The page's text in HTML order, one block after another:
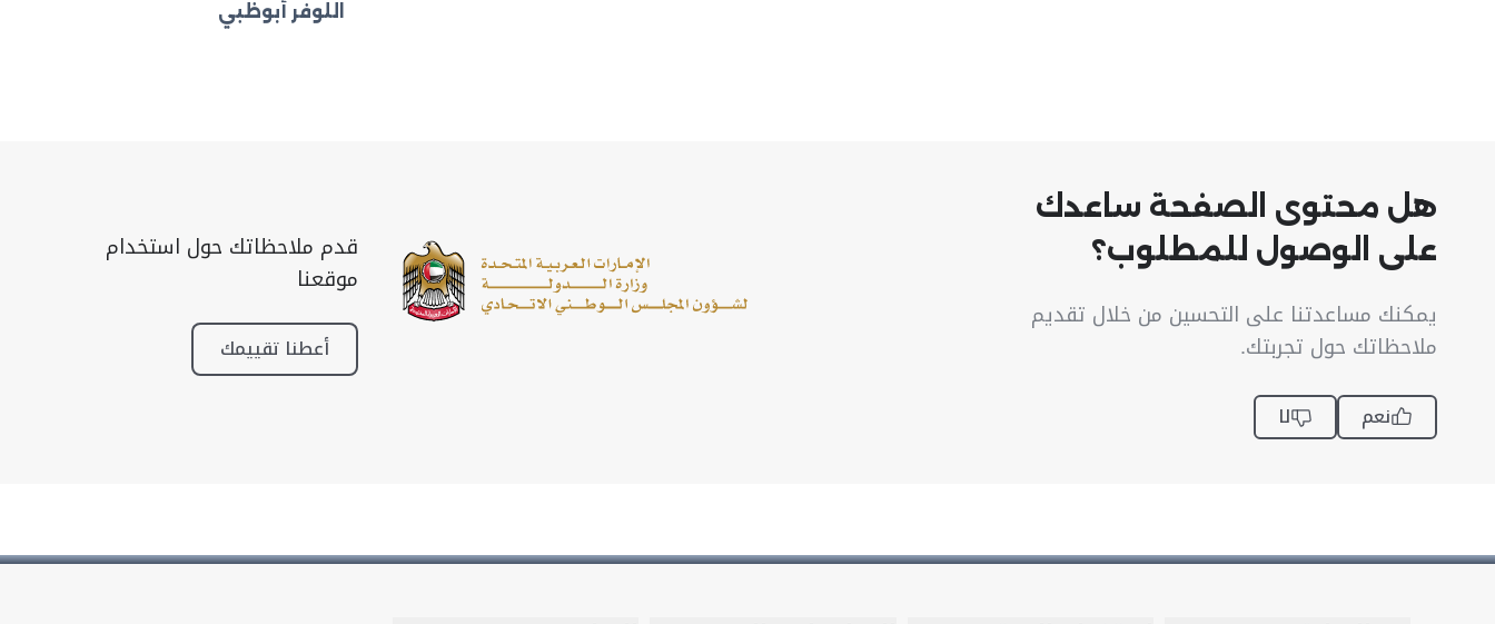
اللوفر أبوظبي
هل محتوى الصفحة ساعدك
على الوصول للمطلوب؟
يمكنك مساعدتنا على التحسين من خلال تقديم
ملاحظاتك حول تجربتك.
نعم لا
قدم ملاحظاتك حول استخدام
موقعنا
أعطنا تقييمك